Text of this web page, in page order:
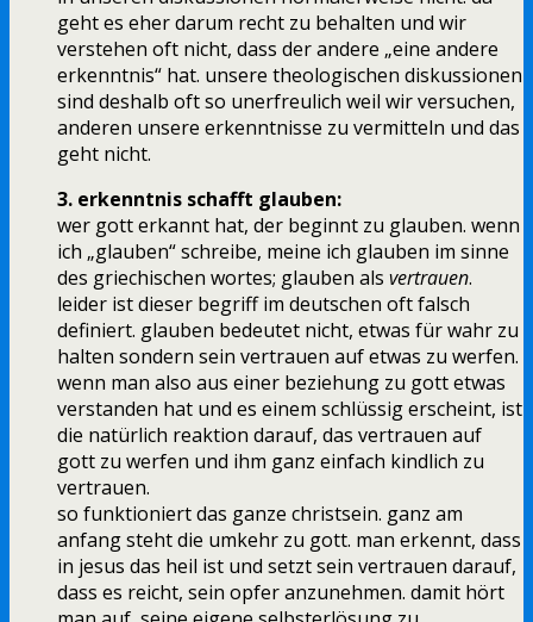
geht es eher darum recht zu behalten und wir
verstehen oft nicht, dass der andere „eine andere
erkenntnis“ hat. unsere theologischen diskussionen
sind deshalb oft so unerfreulich weil wir versuchen,
anderen unsere erkenntnisse zu vermitteln und das
geht nicht.
3. erkenntnis schafft glauben:
wer gott erkannt hat, der beginnt zu glauben. wenn
ich „glauben“ schreibe, meine ich glauben im sinne
des griechischen wortes; glauben als vertrauen.
leider ist dieser begriff im deutschen oft falsch
definiert. glauben bedeutet nicht, etwas für wahr zu
halten sondern sein vertrauen auf etwas zu werfen.
wenn man also aus einer beziehung zu gott etwas
verstanden hat und es einem schlüssig erscheint, ist
die natürlich reaktion darauf, das vertrauen auf
gott zu werfen und ihm ganz einfach kindlich zu
vertrauen.
so funktioniert das ganze christsein. ganz am
anfang steht die umkehr zu gott. man erkennt, dass
in jesus das heil ist und setzt sein vertrauen darauf,
dass es reicht, sein opfer anzunehmen. damit hört